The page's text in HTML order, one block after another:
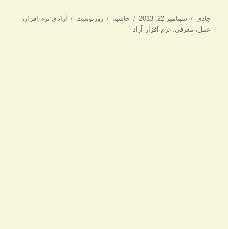
نویسنده
جادی
ارسال
شده
سپتامبر 22, 2013 ساختار
حاشیه دسته‌ها
روزنوشت برچسب‌ها
آزادی نرم افزار ،
عمل، معرفی، نرم افزار آزاد